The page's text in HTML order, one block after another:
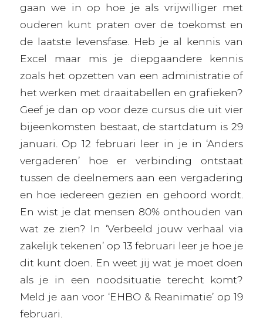
gaan we in op hoe je als vrijwilliger met
ouderen kunt praten over de toekomst en
de laatste levensfase. Heb je al kennis van
Excel maar mis je diepgaandere kennis
zoals het opzetten van een administratie of
het werken met draaitabellen en grafieken?
Geef je dan op voor deze cursus die uit vier
bijeenkomsten bestaat, de startdatum is 29
januari. Op 12 februari leer in je in ‘Anders
vergaderen’ hoe er verbinding ontstaat
tussen de deelnemers aan een vergadering
en hoe iedereen gezien en gehoord wordt.
En wist je dat mensen 80% onthouden van
wat ze zien? In ‘Verbeeld jouw verhaal via
zakelijk tekenen’ op 13 februari leer je hoe je
dit kunt doen. En weet jij wat je moet doen
als je in een noodsituatie terecht komt?
Meld je aan voor ‘EHBO & Reanimatie’ op 19
februari.